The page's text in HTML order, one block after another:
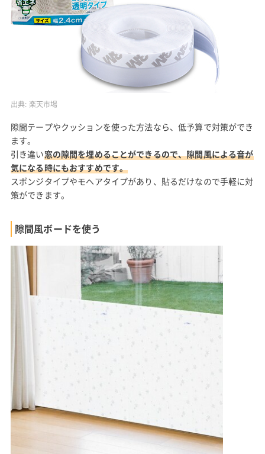
出典: 楽天市場
隙間テープやクッションを使った方法なら、低予算で対策ができ
ます。
引き違い窓の隙間を埋めることができるので、隙間風による音が
気になる時にもおすすめです。
スポンジタイプやモヘアタイプがあり、貼るだけなので手軽に対
策ができます。
隙間風ボードを使う